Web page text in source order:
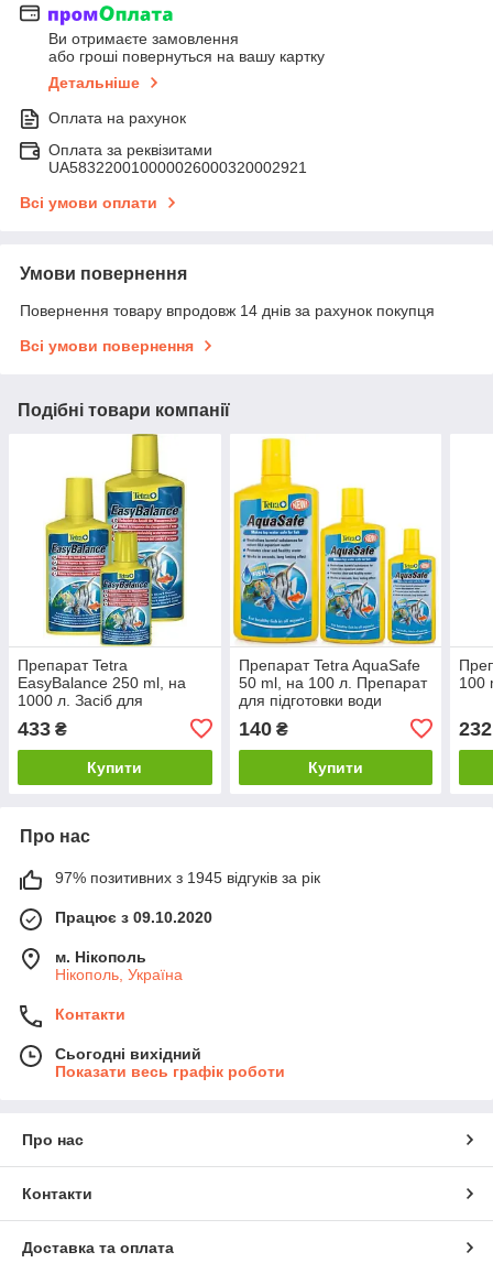
Ви отримаєте замовлення
або гроші повернуться на вашу картку
Детальніше
Оплата на рахунок
Оплата за реквізитами
UA583220010000026000320002921
Всі умови оплати
Умови повернення
Повернення товару впродовж 14 днів за рахунок покупця
Всі умови повернення
Подібні товари компанії
Препарат Tetra
EasyBalance 250 ml, на
1000 л. Засіб для
води в акваріумі
433 ₴
Купити
Препарат Tetra AquaSafe
50 ml, на 100 л. Препарат
для підготовки води
140₴
Купити
100
232
Про нас
97% позитивних з 1945 відгуків за рік
Працює з 09.10.2020
м. Нікополь
Нікополь, Україна
Контакти
Сьогодні вихідний
Показати весь графік роботи
Про нас
Контакти
Доставка та оплата